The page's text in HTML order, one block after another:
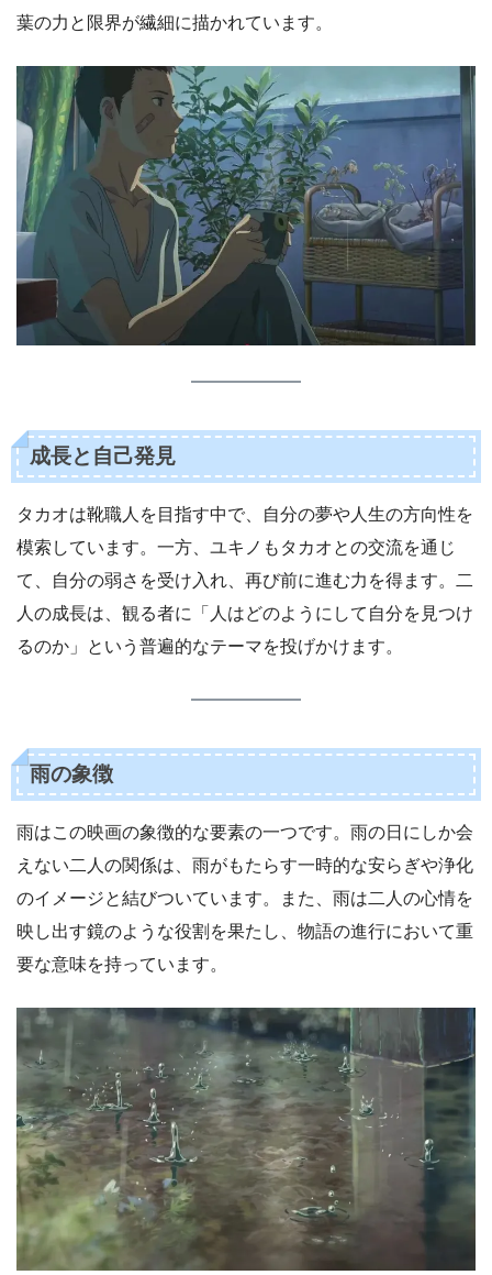
葉の力と限界が繊細に描かれています。
成長と自己発見
タカオは靴職人を目指す中で、自分の夢や人生の方向性を
模索しています。一方、ユキノもタカオとの交流を通じ
て、自分の弱さを受け入れ、再び前に進む力を得ます。二
人の成長は、観る者に「人はどのようにして自分を見つけ
るのか」という普遍的なテーマを投げかけます。
雨の象徴
雨はこの映画の象徴的な要素の一つです。雨の日にしか会
えない二人の関係は、雨がもたらす一時的な安らぎや浄化
のイメージと結びついています。また、雨は二人の心情を
映し出す鏡のような役割を果たし、物語の進行において重
要な意味を持っています。